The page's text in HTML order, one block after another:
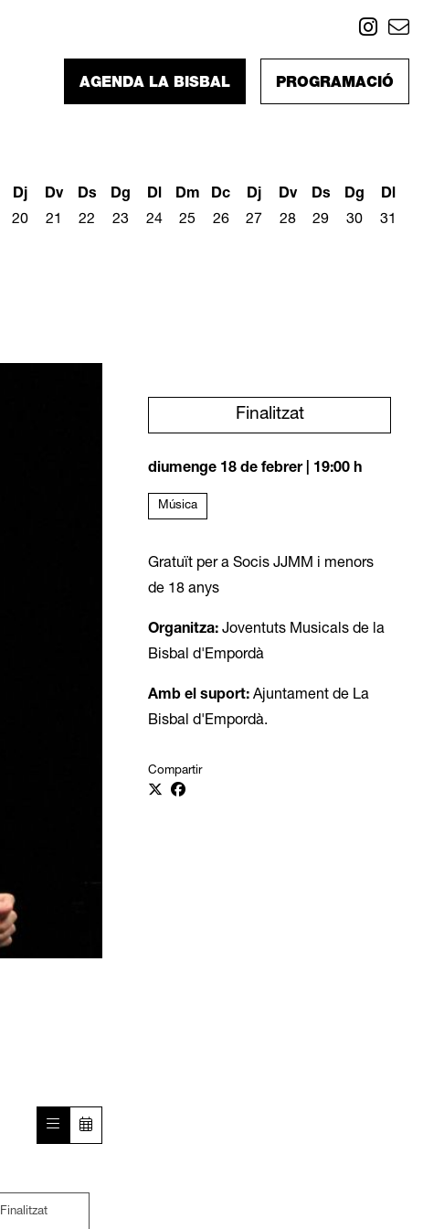
Link
PROGRAMACIÓ
AGENDA LA BISBAL
Dj
20
Dv
21
Ds
22
Dg
23
Dl
24
Dm
25
Dc
26
Dj
27
Dv
28
Ds
29
Dg
30
Dl
31
Finalitzat
diumenge 18 de febrer| 19:00 h
Música
Gratuït per a Socis JJMM i menors
de 18 anys
Organitza: Joventuts Musicals de la
Bisbal d'Empordà
Amb el suport: Ajuntament de La
Bisbal d'Empordà.
Compartir
Finalitzat